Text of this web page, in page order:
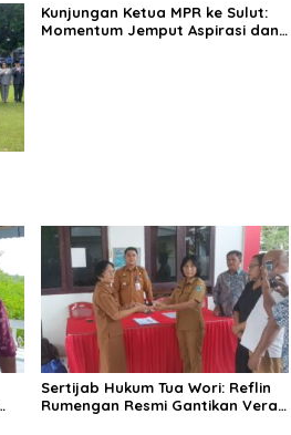
Kunjungan Ketua MPR ke Sulut:
Momentum Jemput Aspirasi dan
Sertijab Hukum Tua Wori: Reflin
Rumengan Resmi Gantikan Vera